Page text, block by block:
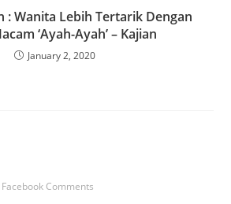
: Wanita Lebih Tertarik Dengan
‘Ayah-Ayah’ – Kajian
January 2, 2020
Facebook Comments